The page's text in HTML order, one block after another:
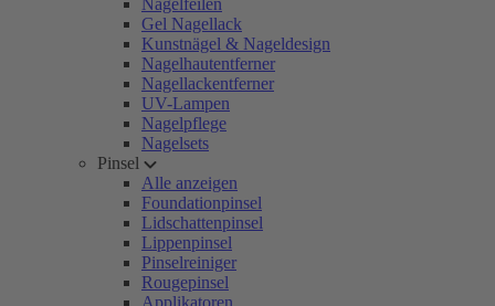
Nagelfeilen
Gel Nagellack
Kunstnägel & Nageldesign
Nagelhautentferner
Nagellackentferner
UV-Lampen
Nagelpflege
Nagelsets
Pinsel
Alle anzeigen
Foundationpinsel
Lidschattenpinsel
Lippenpinsel
Pinselreiniger
Rougepinsel
Applikatoren